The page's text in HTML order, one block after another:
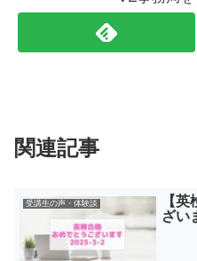
関連記事
受講生の声・体験談
【
ざい